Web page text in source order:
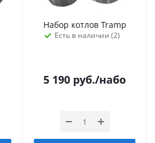
Набор котлов Tramp
Есть в наличии (2)
5 190 руб./набо